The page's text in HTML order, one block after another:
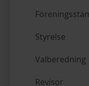
Styrelse
Valberedning
Revisor